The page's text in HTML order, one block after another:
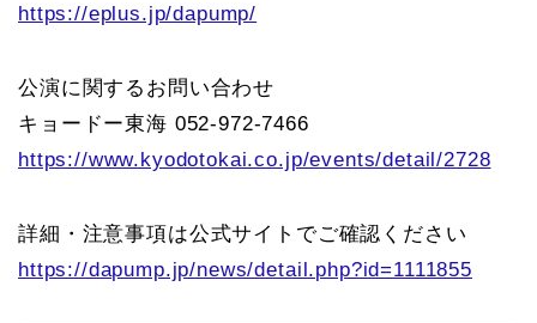
https://eplus.jp/dapump/
公演に関するお問い合わせ
キョードー東海 052-972-7466
https://www.kyodotokai.co.jp/events/detail/2728
詳細・注意事項は公式サイトでご確認ください
https://dapump.jp/news/detail.php?id=1111855